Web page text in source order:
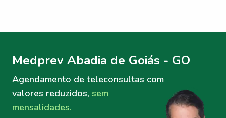
Medprev Abadia de Goiás - GO
Agendamento de teleconsultas com
valores reduzidos, sem
mensalidades.